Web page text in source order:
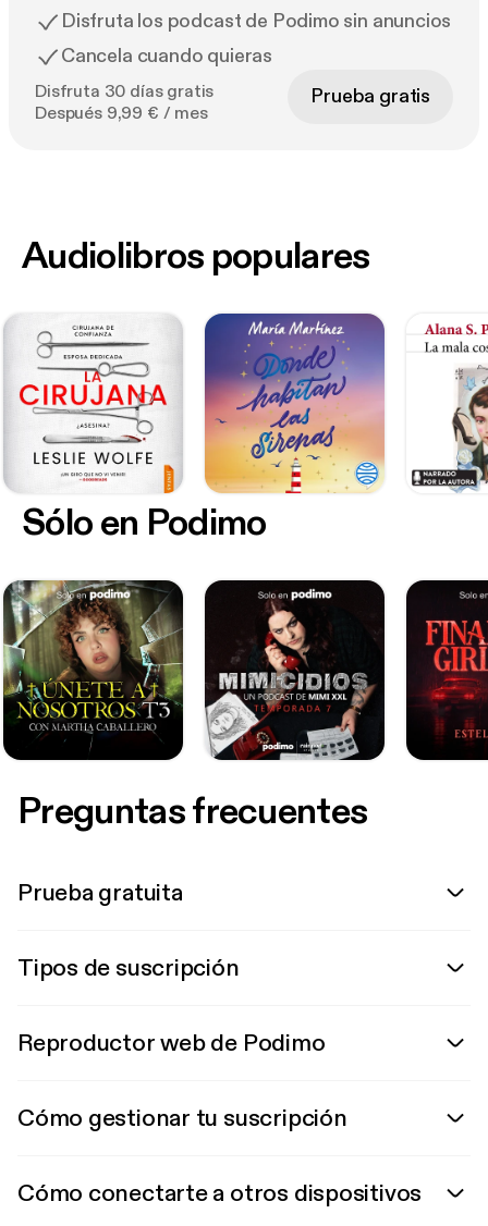
Disfruta los podcast de Podimo sin anuncios
Cancela cuando quieras
Disfruta 30 días gratis
Después 9,99 € / mes
Prueba gratis
Sólo en Podimo
Audiolibros populares
Preguntas frecuentes
Prueba gratuita
Tipos de suscripción
Reproductor web de Podimo
Cómo gestionar tu suscripción
Cómo conectarte a otros dispositivos